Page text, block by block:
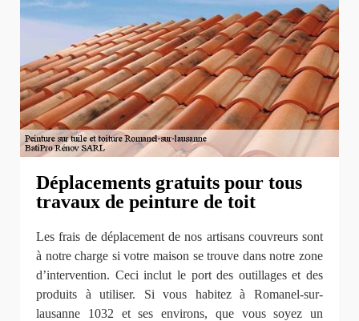
Déplacements gratuits pour tous
travaux de peinture de toit
Les frais de déplacement de nos artisans couvreurs sont
à notre charge si votre maison se trouve dans notre zone
d’intervention. Ceci inclut le port des outillages et des
produits à utiliser. Si vous habitez à Romanel-sur-
lausanne 1032 et ses environs, que vous soyez un